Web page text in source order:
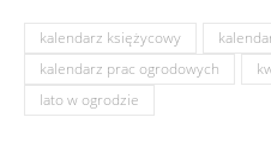
kalendarz księżycowy
kalendarz prac ogrodowych
lato w ogrodzie